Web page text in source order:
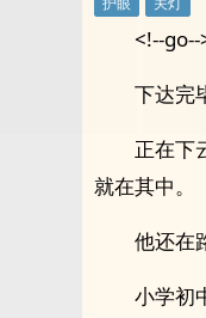
<!--go--
下达完
正在下
就在其中。
他还在
小学初